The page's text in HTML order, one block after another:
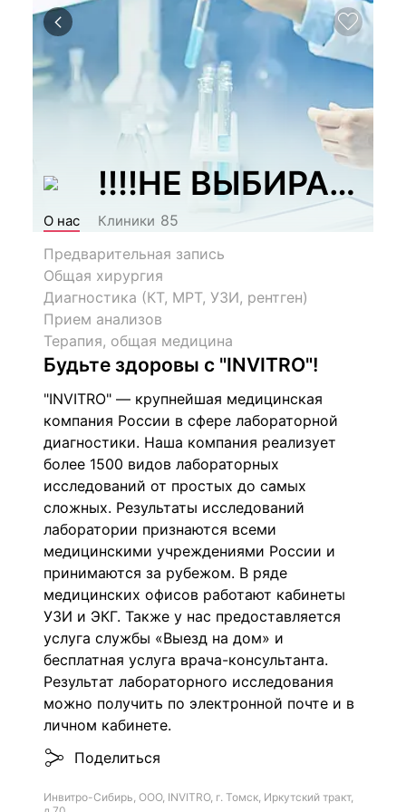
!!!!НЕ
О нас Клиники 85
Предварительная запись
Общая хирургия
Диагностика (КТ, МРТ, УЗИ, рентген)
Прием анализов
Терапия, общая медицина
Будьте здоровы с "INVITRO"!
"INVITRO" — крупнейшая медицинская
компания России в сфере лабораторной
диагностики. Наша компания реализует
более 1500 видов лабораторных
исследований от простых до самых
сложных. Результаты исследований
лаборатории признаются всеми
медицинскими учреждениями России и
принимаются за рубежом. В ряде
медицинских офисов работают кабинеты
УЗИ и ЭКГ. Также у нас предоставляется
услуга службы «Выезд на дом» и
бесплатная услуга врача-консультанта.
Результат лабораторного исследования
можно получить по электронной почте и в
личном кабинете.
Поделиться
Инвитро-Сибирь, ООО, INVITRO, г. Томск, Иркутский тракт,